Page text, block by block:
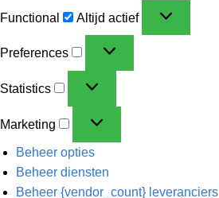
Functional Altijd actief
Preferences
Statistics
Marketing
Beheer opties
Beheer diensten
Beheer {vendor_count} leveranciers